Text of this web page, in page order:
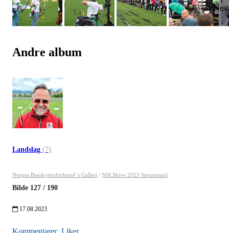
Andre album
Landslag (7)
Norges Bueskytterforbund 's Galleri / NM Skive 2023 Sørumsand
Bilde 127 / 190
17.08.2023
Kommentarer Liker